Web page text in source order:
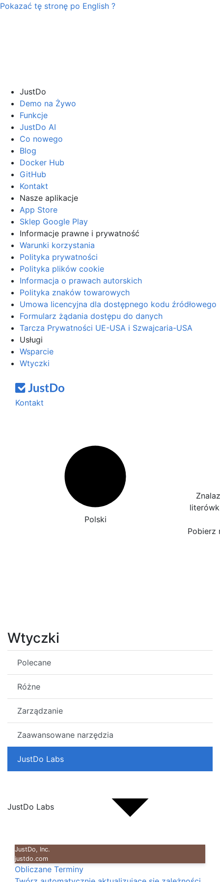
Pokazać tę stronę po English ?
JustDo
Demo na Żywo
Funkcje
JustDo AI
Co nowego
Blog
Docker Hub
GitHub
Kontakt
Nasze aplikacje
App Store
Sklep Google Play
Informacje prawne i prywatność
Warunki korzystania
Polityka prywatności
Polityka plików cookie
Informacja o prawach autorskich
Polityka znaków towarowych
Umowa licencyjna dla dostępnego kodu źródłowego
Formularz żądania dostępu do danych
Tarcza Prywatności UE-USA i Szwajcaria-USA
Usługi
Wsparcie
Wtyczki
Kontakt
Polski
Pobierz
Wtyczki
Polecane
Różne
Zarządzanie
Zaawansowane narzędzia
JustDo Labs
JustDo Labs
JustDo, Inc.
justdo.com
Obliczane Terminy